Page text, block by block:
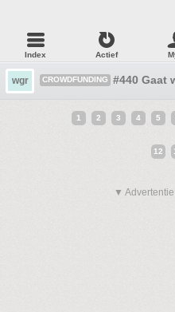
Index Actief
wgr CROWDFUNDING #440 Gaat
1 2 3 4 5
12
▼